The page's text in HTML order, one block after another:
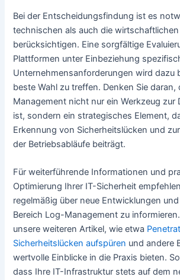
Bei der Entscheidungsfindung ist es
technischen als auch die
berücksichtigen. Eine sorgfältige
Plattformen unter Einbeziehung
Unternehmensanforderungen wird dazu
beste Wahl zu treffen. Denken Sie daran,
Management nicht nur ein Werkzeug zur
ist, sondern ein strategisches Element,
Erkennung von Sicherheitslücken und
der Betriebsabläufe beiträgt.
Für weiterführende Informationen und
Optimierung Ihrer IT-Sicherheit
regelmäßig über neue Entwicklungen
Bereich Log-Management zu
unsere weiteren Artikel, wie etwa
Sicherheitslücken aufspüren und andere
wertvolle Einblicke in die Praxis bieten.
dass Ihre IT-Infrastruktur stets auf dem